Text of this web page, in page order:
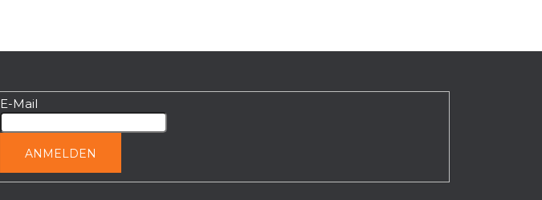
E-Mail
ANMELDEN